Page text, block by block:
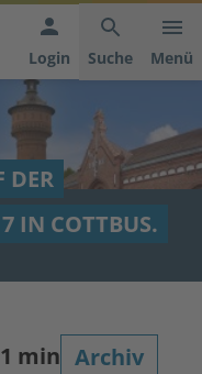
Login Suche Menü
DER
IN COTTBUS.
1 min Archiv